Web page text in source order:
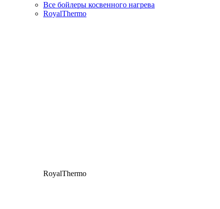
Все бойлеры косвенного нагрева
RoyalThermo
RoyalThermo